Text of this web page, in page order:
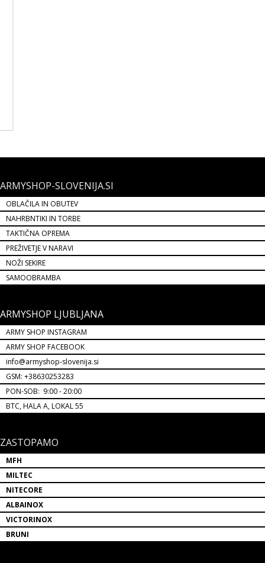
ARMYSHOP-SLOVENIJA.SI
OBLAČILA IN OBUTEV
NAHRBNTIKI IN TORBE
TAKTIČNA OPREMA
PREŽIVETJE V NARAVI
NOŽI SEKIRE
SAMOOBRAMBA
ARMYSHOP LJUBLJANA
ARMY SHOP INSTAGRAM
ARMY SHOP FACEBOOK
info@armyshop-slovenija.si
GSM: +38630253283
PON-SOB: 9:00 - 20:00
BTC, HALA A, LOKAL 55
ZASTOPAMO
MFH
MILTEC
NITECORE
ALBAINOX
VICTORINOX
BRUNI